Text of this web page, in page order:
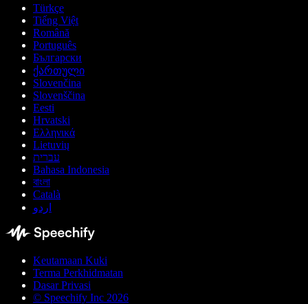
Türkçe
Tiếng Việt
Română
Português
Български
ქართული
Slovenčina
Slovenščina
Eesti
Hrvatski
Ελληνικά
Lietuvių
עברית
Bahasa Indonesia
বাংলা
Català
اردو
Keutamaan Kuki
Terma Perkhidmatan
Dasar Privasi
© Speechify Inc 2026